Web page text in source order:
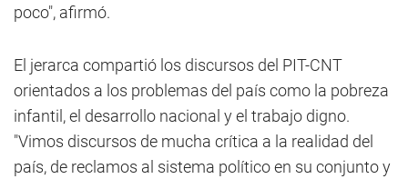
poco", afirmó.
El jerarca compartió los discursos del PIT-CNT
orientados a los problemas del país como la pobreza
infantil, el desarrollo nacional y el trabajo digno.
"Vimos discursos de mucha crítica a la realidad del
país, de reclamos al sistema político en su conjunto y